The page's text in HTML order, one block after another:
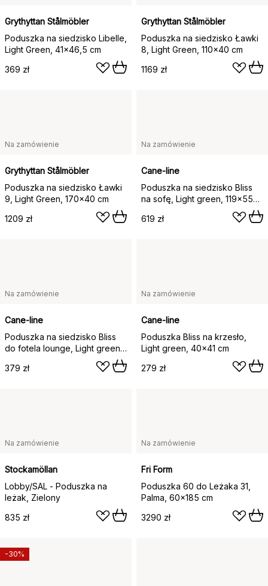
Grythyttan Stålmöbler
Poduszka na siedzisko Libelle,
Light Green, 41x46,5 cm
369 zł
Grythyttan Stålmöbler
Poduszka na siedzisko Ławki
8, Light Green, 110x40 cm
1169 zł
Na zamówienie
Grythyttan Stålmöbler
Poduszka na siedzisko Ławki
9, Light Green, 170x40 cm
1209 zł
Na zamówienie
Cane-line
Poduszka na siedzisko Bliss
na sofę, Light green, 119×55
619 zł
Na zamówienie
Cane-line
Poduszka na siedzisko Bliss
do fotela lounge, Light green,
379 zł
Na zamówienie
Cane-line
Poduszka Bliss na krzesło,
Light green, 40×41 cm
279 zł
Na zamówienie
Stockamöllan
Lobby/SAL - Poduszka na
leżak, Zielony
835 zł
Na zamówienie
Fri Form
Poduszka 60 do Leżaka 31,
Palma, 60x185 cm
3290 zł
-30%